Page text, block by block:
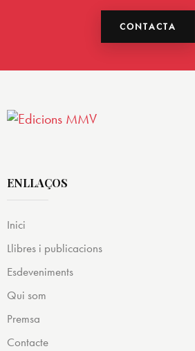
CONTACTA
ENLLAÇOS
Inici
Llibres i publicacions
Esdeveniments
Qui som
Premsa
Contacte